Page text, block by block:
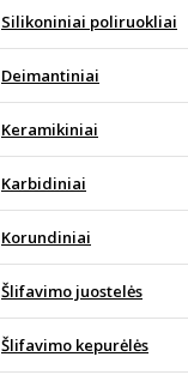
Silikoniniai poliruokliai
Deimantiniai
Keramikiniai
Karbidiniai
Korundiniai
Šlifavimo juostelės
Šlifavimo kepurėlės